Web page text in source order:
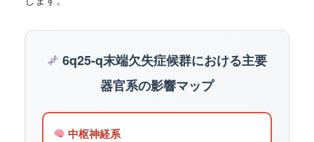
6q25-q末端欠失症候群における主要
器官系の影響マップ
中枢神経系